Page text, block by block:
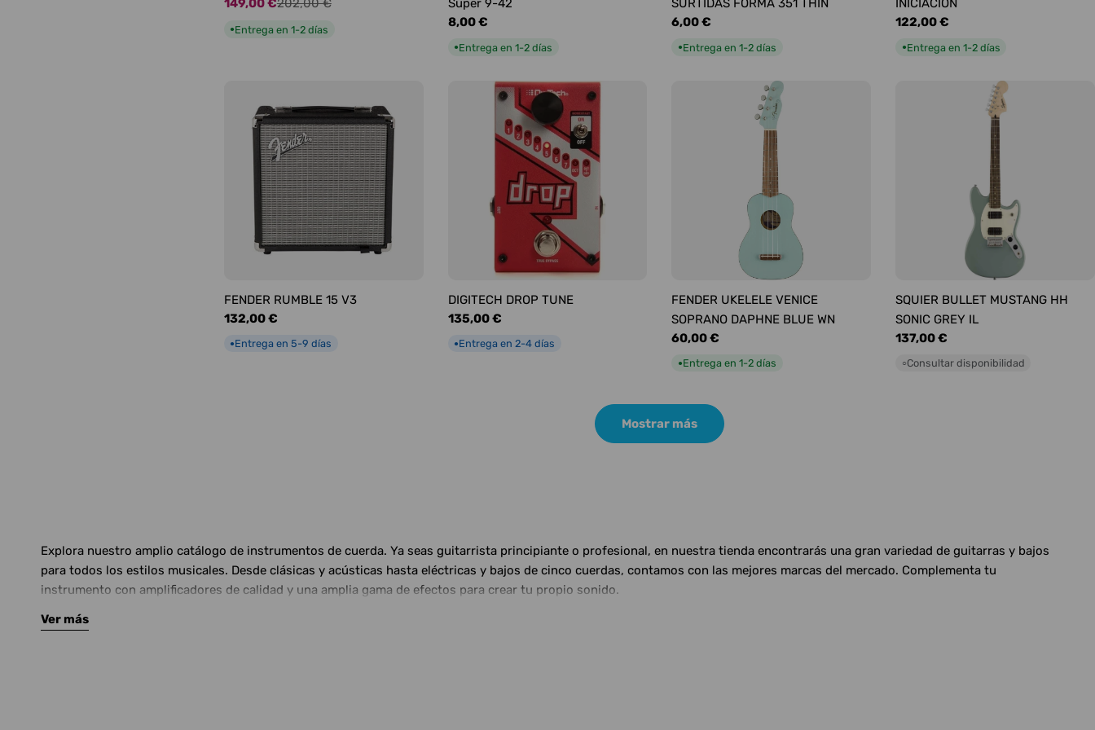
Precio
de
149,00 €
Precio
habitual
202,00 €
●Entrega en 1-2 días
Super 9-42
Precio
8,00 €
●Entrega en 1-2 días
SURTIDAS FORMA 351 THIN
Precio
6,00 €
●Entrega en 1-2 días
INICIACIÓN
Precio
122,00 €
●Entrega en 1-2 días
FENDER RUMBLE 15 V3
Precio
132,00 €
●Entrega en 5-9 días
DIGITECH DROP TUNE
Precio
135,00 €
●Entrega en 2-4 días
FENDER UKELELE VENICE
SOPRANO DAPHNE BLUE WN
Precio
60,00 €
●Entrega en 1-2 días
SQUIER BULLET MUSTANG HH
SONIC GREY IL
Precio
137,00 €
○Consultar disponibilidad
Mostrar más
Explora nuestro amplio catálogo de instrumentos de cuerda. Ya seas guitarrista principiante o profesional, en nuestra tienda encontrarás una gran variedad de guitarras y bajos
para todos los estilos musicales. Desde clásicas y acústicas hasta eléctricas y bajos de cinco cuerdas, contamos con las mejores marcas del mercado. Complementa tu
instrumento con amplificadores de calidad y una amplia gama de efectos para crear tu propio sonido.
Ver más